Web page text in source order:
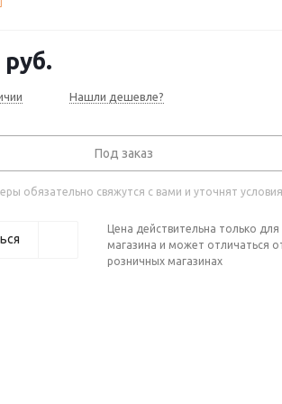
руб.
Нашли дешевле?
Под заказ
обязательно свяжутся с вами и уточнят условия
Цена действительна только
магазина и может отличаться
розничных магазинах